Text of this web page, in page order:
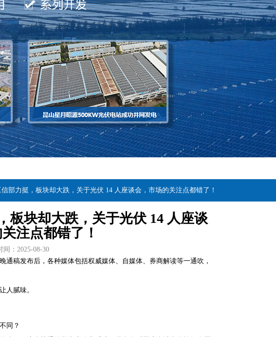
部力挺，板块却大跌，关于光伏 14 人座谈会，市场的关注点都错了！
板块却大跌，关于光伏 14 人座谈
注点都错了！
间：2025-08-30
稿发布后，各种媒体包括权威媒体、自媒体、券商解读等一通吹，
人腻味。
同？